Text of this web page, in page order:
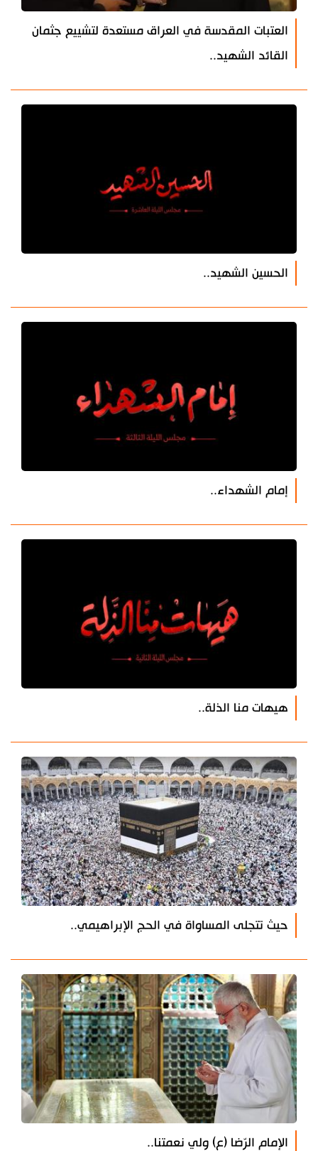
العتبات المقدسة في العراق مستعدة لتشييع جثمان
القائد الشهيد..
الحسين الشهيد..
إمام الشهداء..
هيهات منا الذلة..
حيث تتجلى المساواة في الحج الإبراهيمي..
الإمام الرّضا (ع) ولي نعمتنا..